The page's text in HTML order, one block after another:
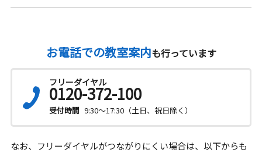
お電話での教室案内も行っています
フリーダイヤル
0120-372-100
受付時間 9:30～17:30（土日、祝日除く）
なお、フリーダイヤルがつながりにくい場合は、以下からも